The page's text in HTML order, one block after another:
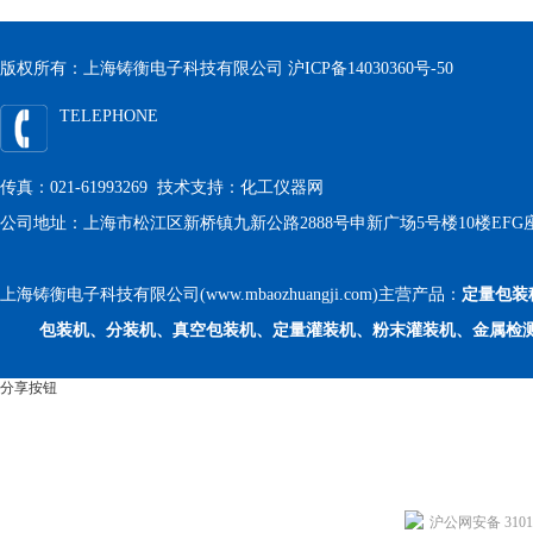
版权所有：上海铸衡电子科技有限公司 沪ICP备14030360号-50
TELEPHONE
传真：021-61993269 技术支持： 化工仪器网
公司地址：上海市松江区新桥镇九新公路2888号申新广场5号楼10楼EFG
上海铸衡电子科技有限公司(www.mbaozhuangji.com)主营产品： 定量包装
包装机、分装机、真空包装机、定量灌装机、粉末灌装机、金属检
分享按钮
沪公网安备